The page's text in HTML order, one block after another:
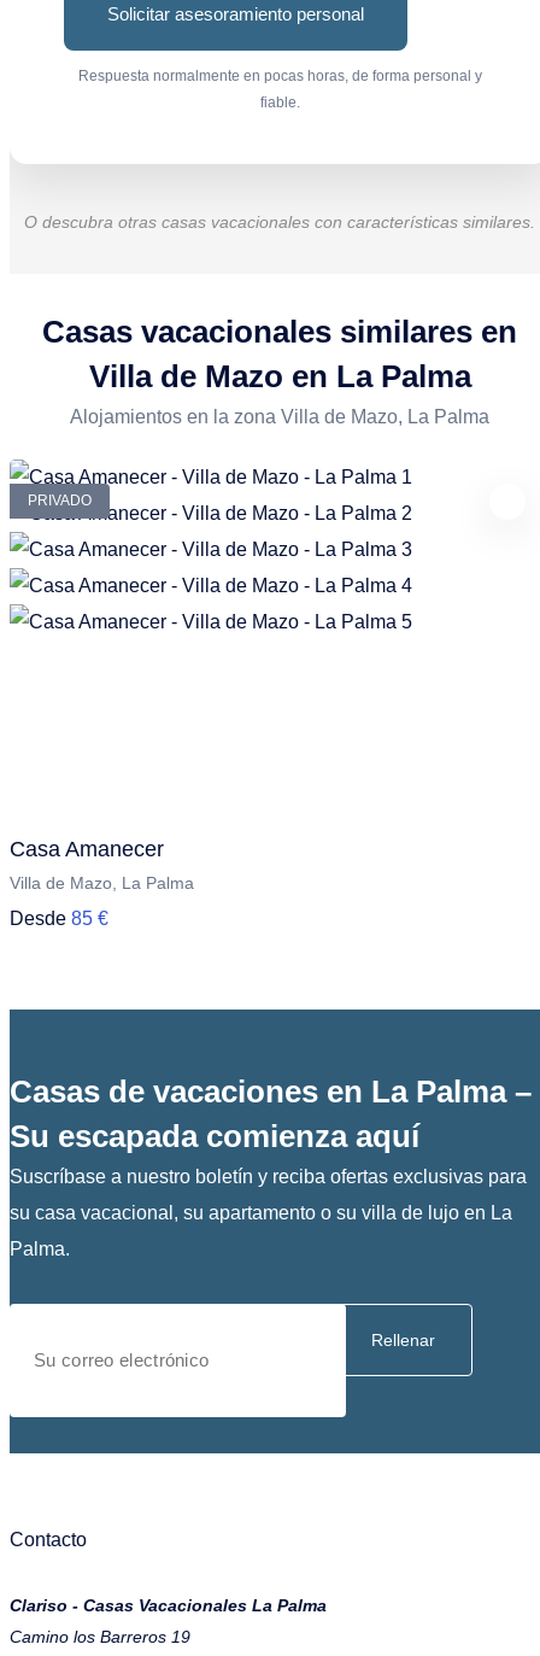
Solicitar asesoramiento personal
Respuesta normalmente en pocas horas, de forma personal y
fiable.
O descubra otras casas vacacionales con características similares.
Casas vacacionales similares en
Villa de Mazo en La Palma
Alojamientos en la zona Villa de Mazo, La Palma
PRIVADO
Casa Amanecer
Villa de Mazo, La Palma
Desde 85 €
Casas de vacaciones en La Palma –
Su escapada comienza aquí
Suscríbase a nuestro boletín y reciba ofertas exclusivas para
su casa vacacional, su apartamento o su villa de lujo en La
Palma.
Rellenar
Contacto
Clariso - Casas Vacacionales La Palma
Camino los Barreros 19